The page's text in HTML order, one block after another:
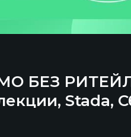
БЕЗ
Stada,